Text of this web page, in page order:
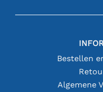
Bestellen
Algemene